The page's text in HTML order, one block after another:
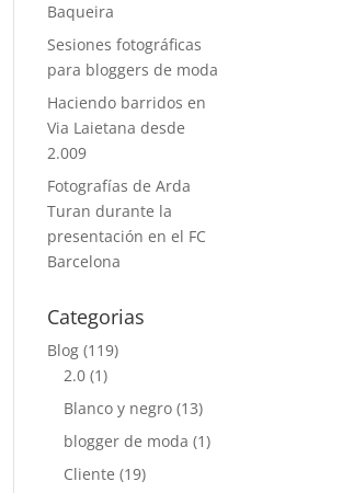
Baqueira
Sesiones fotográficas
para bloggers de moda
Haciendo barridos en
Via Laietana desde
2.009
Fotografías de Arda
Turan durante la
presentación en el FC
Barcelona
Categorias
Blog (119)
2.0 (1)
Blanco y negro (13)
blogger de moda (1)
Cliente (19)